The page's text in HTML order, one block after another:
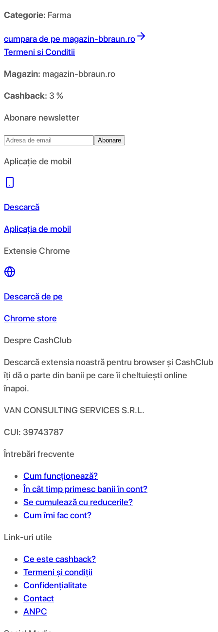
Categorie: Farma
cumpara de pe magazin-bbraun.ro
Termeni si Conditii
Magazin: magazin-bbraun.ro
Cashback: 3 %
Abonare newsletter
Abonare
Aplicație de mobil
Descarcă
Aplicația de mobil
Extensie Chrome
Descarcă de pe
Chrome store
Despre CashClub
Descarcă extensia noastră pentru browser și CashClub
îți dă o parte din banii pe care îi cheltuiești online
înapoi.
VAN CONSULTING SERVICES S.R.L.
CUI: 39743787
Întrebări frecvente
Cum funcționează?
În cât timp primesc banii în cont?
Se cumulează cu reducerile?
Cum îmi fac cont?
Link-uri utile
Ce este cashback?
Termeni și condiții
Confidențialitate
Contact
ANPC